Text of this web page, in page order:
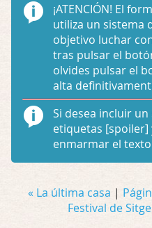
¡ATENCIÓN! El
utiliza un sistema
objetivo luchar
tras pulsar el
olvides pulsar el
alta
Si desea incluir
etiquetas [spoiler]
enmarmar el
« La última casa |
Festival de